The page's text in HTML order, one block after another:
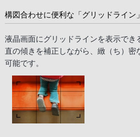
構図合わせに便利な「グリッドライン
液晶画面にグリッドラインを表示でき
直の傾きを補正しながら、緻（ち）密
可能です。